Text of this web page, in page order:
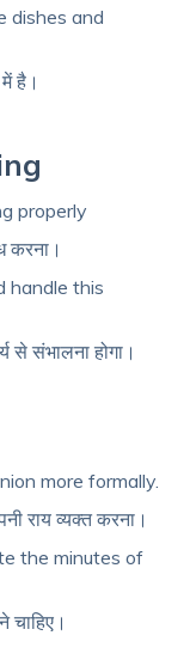
dishes and
है।
properly
करना।
handle this
होगा।
more formally.
राय व्यक्त करना।
the minutes of